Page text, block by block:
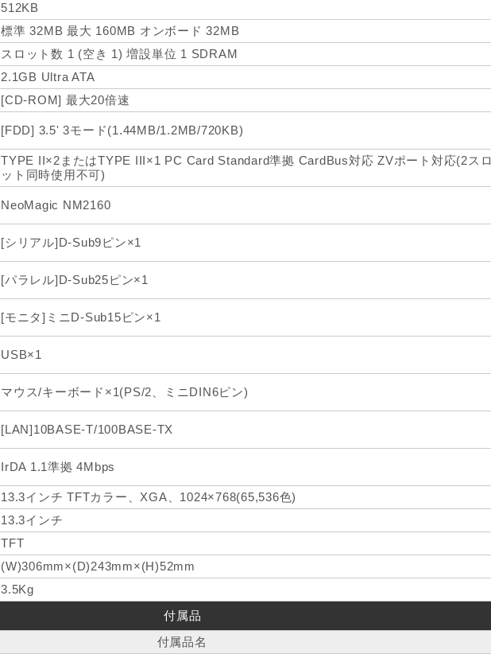
512KB
標準 32MB 最大 160MB オンボード 32MB
スロット数 1 (空き 1) 増設単位 1 SDRAM
2.1GB Ultra ATA
[CD-ROM] 最大20倍速
[FDD] 3.5' 3モード(1.44MB/1.2MB/720KB)
TYPE II×2またはTYPE III×1 PC Card Standard準拠 CardBus対応 ZVポート対応(2スロ
ット同時使用不可)
NeoMagic NM2160
[シリアル]D-Sub9ピン×1
[パラレル]D-Sub25ピン×1
[モニタ]ミニD-Sub15ピン×1
USB×1
マウス/キーボード×1(PS/2、ミニDIN6ピン)
[LAN]10BASE-T/100BASE-TX
IrDA 1.1準拠 4Mbps
13.3インチ TFTカラー、XGA、1024×768(65,536色)
13.3インチ
TFT
(W)306mm×(D)243mm×(H)52mm
3.5Kg
付属品
付属品名